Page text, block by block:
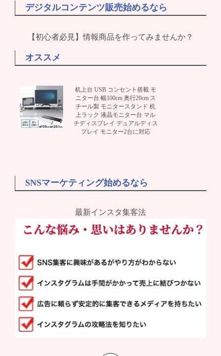
デジタルコンテンツ販売始めるなら
【初心者必見】情報商品を作ってみませんか？
オススメ
机上台 USB コンセント搭載 モ
ニター台 幅100cm 奥行20cm ス
チール製 モニタースタンド 机
上ラック 液晶モニター台 マル
チディスプレイ デュアルディス
プレイ モニター2台に対応
SNSマーケティング始めるなら
最新インスタ集客法